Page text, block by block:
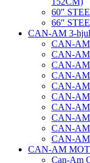
60″
66″
CAN-AM 3-
CAN-
CAN-
CAN-
CAN-AM
CAN-AM
CAN-AM
CAN-AM
CAN-
CAN-AM
CAN-AM
CAN-AM
Can-Am